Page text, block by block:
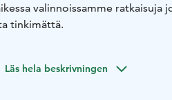
valinnoissamme ratkaisuja
tinkimättä.
Läs hela beskrivningen